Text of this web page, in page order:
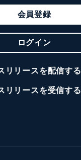
会員登録
ログイン
リリースを配信する
リリースを受信する